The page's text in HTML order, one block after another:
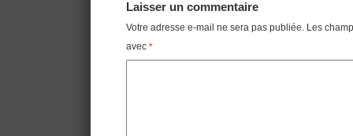
Laisser un commentaire
Votre adresse e-mail ne sera pas publiée. Les
avec *